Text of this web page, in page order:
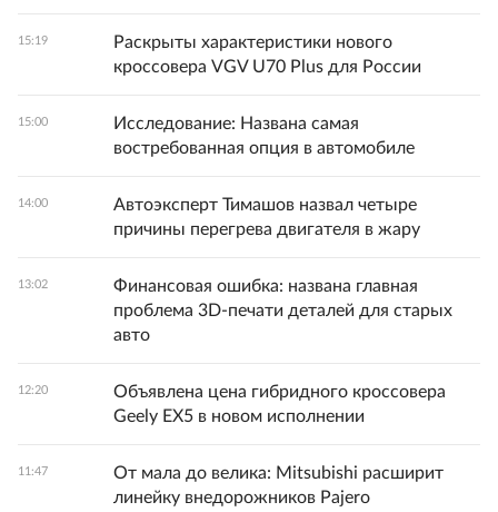
15:19
Раскрыты характеристики нового
кроссовера VGV U70 Plus для России
15:00
Исследование: Названа самая
востребованная опция в автомобиле
14:00
Автоэксперт Тимашов назвал четыре
причины перегрева двигателя в жару
13:02
Финансовая ошибка: названа главная
проблема 3D-печати деталей для старых
авто
12:20
Объявлена цена гибридного кроссовера
Geely EX5 в новом исполнении
11:47
От мала до велика: Mitsubishi расширит
линейку внедорожников Pajero